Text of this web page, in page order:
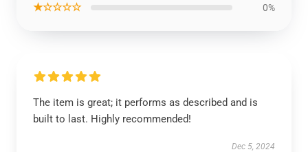
★☆☆☆☆ 0%
The item is great; it performs as described and is
built to last. Highly recommended!
Dec 5, 2024